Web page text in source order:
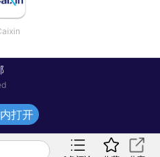
打开